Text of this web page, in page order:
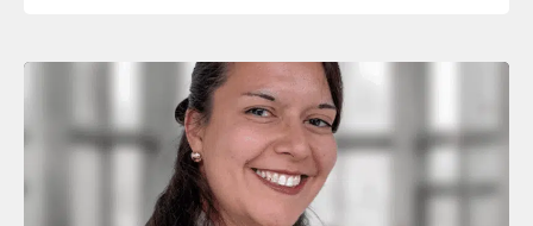
beeld; […]